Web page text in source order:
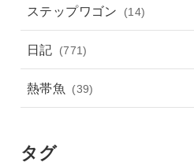
ステップワゴン (14)
日記 (771)
熱帯魚 (39)
タグ